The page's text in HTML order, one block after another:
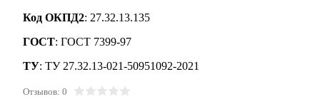
Код ОКПД2: 27.32.13.135
ГОСТ: ГОСТ 7399-97
ТУ: ТУ 27.32.13-021-50951092-2021
Отзывов: 0